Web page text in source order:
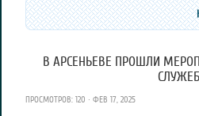
В АРСЕНЬЕВЕ ПРОШЛИ
ПРОСМОТРОВ: 120 · ФЕВ 17, 2025